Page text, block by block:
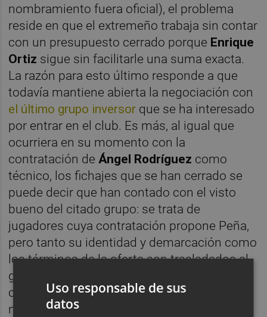
nombramiento fuera oficial), el problema
reside en que el extremeño trabaja sin contar
con un presupuesto cerrado porque Enrique
Ortiz sigue sin facilitarle una suma exacta.
La razón para esto último responde a que
todavía mantiene abierta la negociación con
el último grupo inversor que se ha interesado
por entrar en el club. Es más, al igual que
ocurriera en su momento con la
contratación de Ángel Rodríguez como
técnico, los fichajes que se han cerrado se
puede decir que han contado con el visto
bueno del citado grupo: se trata de
jugadores cuya contratación propone Peña,
pero tanto su identidad y demarcación como
los términos de la oferta son trasladados al
grupo inversor (a sus emisarios en
con objeto de no provocar tensiones en una
negociación que se extiende ya más de un
Uso responsable de sus
datos